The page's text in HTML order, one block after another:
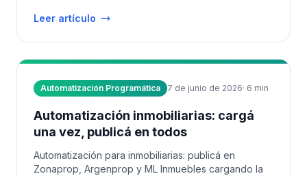
Leer artículo
Automatización Programática 7 de junio de 2026· 6 min
Automatización inmobiliarias: cargá
una vez, publicá en todos
Automatización para inmobiliarias: publicá en
Zonaprop, Argenprop y ML Inmuebles cargando la